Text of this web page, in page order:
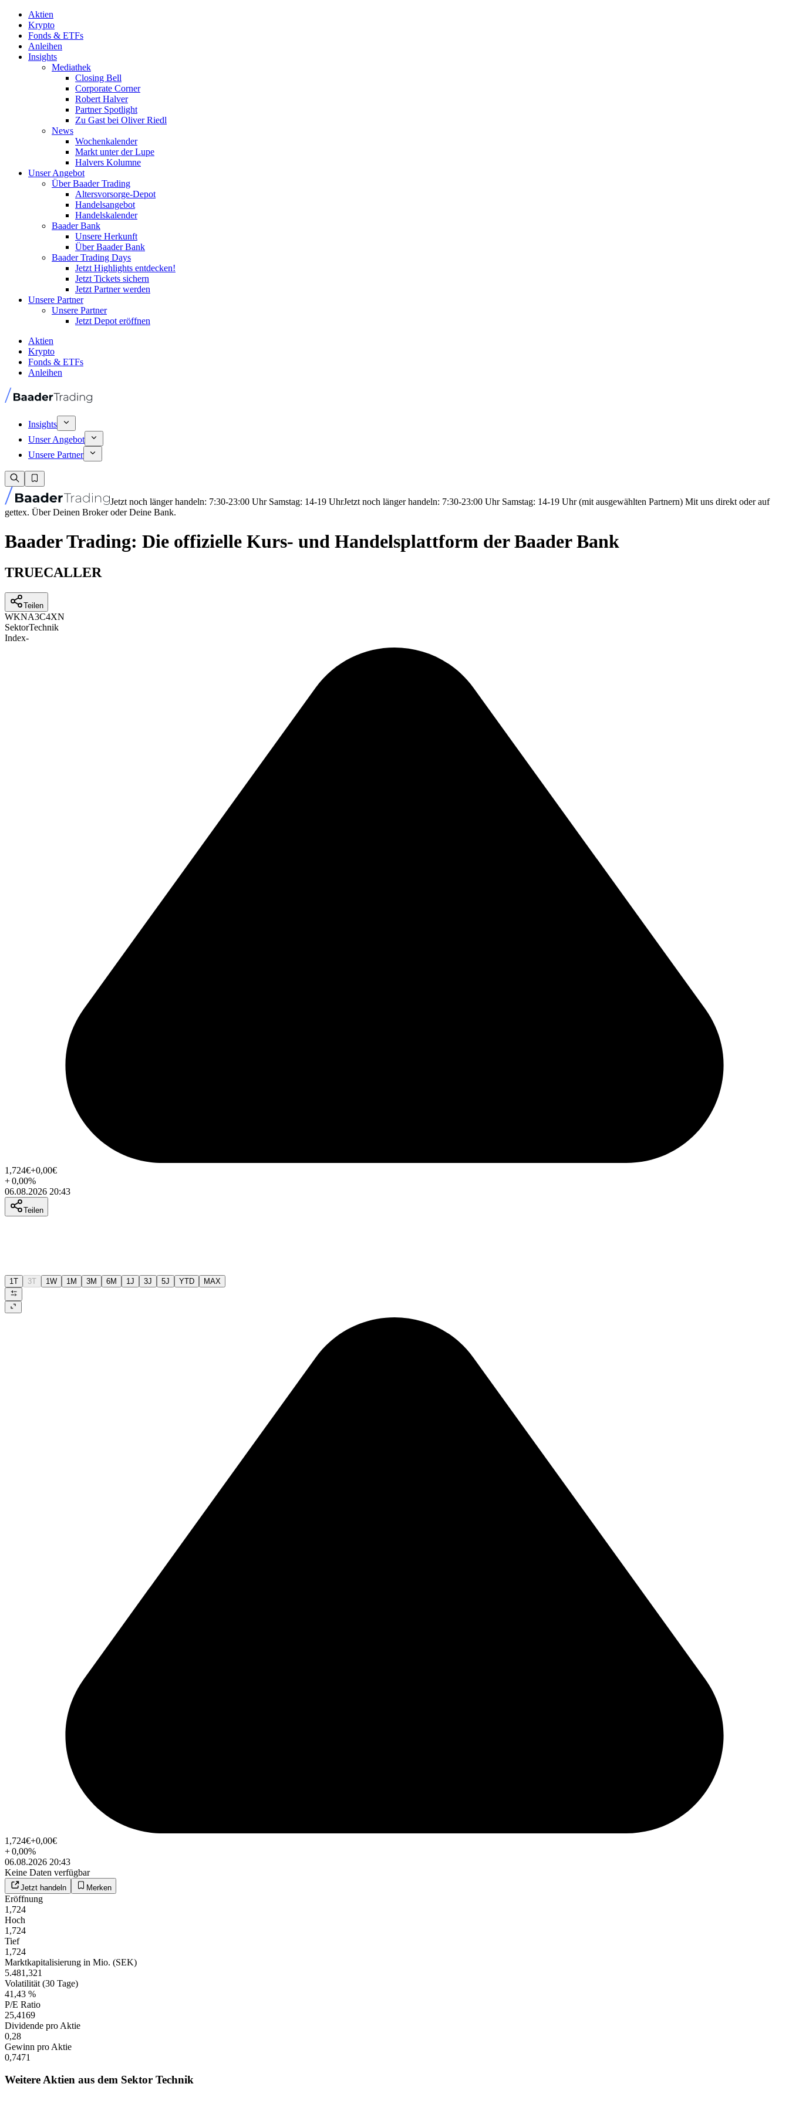
Aktien
Krypto
Fonds & ETFs
Anleihen
Insights
Mediathek
Closing Bell
Corporate Corner
Robert Halver
Partner Spotlight
Zu Gast bei Oliver Riedl
News
Wochenkalender
Markt unter der Lupe
Halvers Kolumne
Unser Angebot
Über Baader Trading
Altersvorsorge-Depot
Handelsangebot
Handelskalender
Baader Bank
Unsere Herkunft
Über Baader Bank
Baader Trading Days
Jetzt Highlights entdecken!
Jetzt Tickets sichern
Jetzt Partner werden
Unsere Partner
Unsere Partner
Jetzt Depot eröffnen
Aktien
Krypto
Fonds & ETFs
Anleihen
Insights
Unser Angebot
Unsere Partner
Jetzt noch länger handeln: 7:30-23:00 Uhr Samstag: 14-19 UhrJetzt noch länger handeln: 7:30-23:00 Uhr Samstag: 14-19 Uhr (mit ausgewählten Partnern) Mit uns direkt oder auf
gettex. Über Deinen Broker oder Deine Bank.
Baader Trading: Die offizielle Kurs- und Handelsplattform der Baader Bank
TRUECALLER
Teilen
WKNA3C4XN
SektorTechnik
Index-
1,724€+0,00€
+0,00%
06.08.2026 20:43
Teilen
1T 3T 1W 1M 3M 6M 1J 3J 5J YTD MAX
1,724€+0,00€
+0,00%
06.08.2026 20:43
Keine Daten verfügbar
Jetzt handeln Merken
Eröffnung
1,724
Hoch
1,724
Tief
1,724
Marktkapitalisierung in Mio. (SEK)
5.481,321
Volatilität (30 Tage)
41,43 %
P/E Ratio
25,4169
Dividende pro Aktie
0,28
Gewinn pro Aktie
0,7471
Weitere Aktien aus dem Sektor Technik